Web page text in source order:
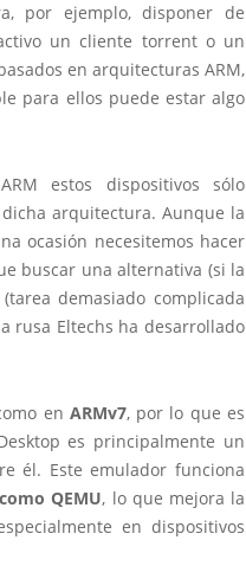
por ejemplo, disponer de
un cliente torrent o un
en arquitecturas ARM,
para ellos puede estar algo
estos dispositivos sólo
arquitectura. Aunque la
ocasión necesitemos hacer
buscar una alternativa (si la
demasiado complicada
rusa Eltechs ha desarrollado
en ARMv7, por lo que es
es principalmente un
él. Este emulador funciona
QEMU, lo que mejora la
en dispositivos